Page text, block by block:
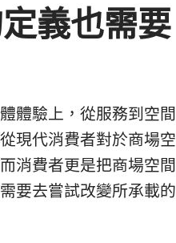
義也需要
體驗上，從服務到空間
現代消費者對於商場空
消費者更是把商場空間
要去嘗試改變所承載的